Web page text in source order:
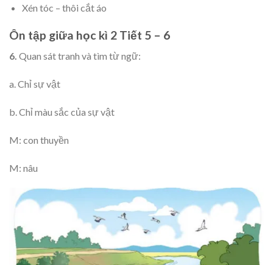
Xén tóc – thôi cắt áo
Ôn tập giữa học kì 2 Tiết 5 – 6
6. Quan sát tranh và tìm từ ngữ:
a. Chỉ sự vật
b. Chỉ màu sắc của sự vật
M: con thuyền
M: nâu